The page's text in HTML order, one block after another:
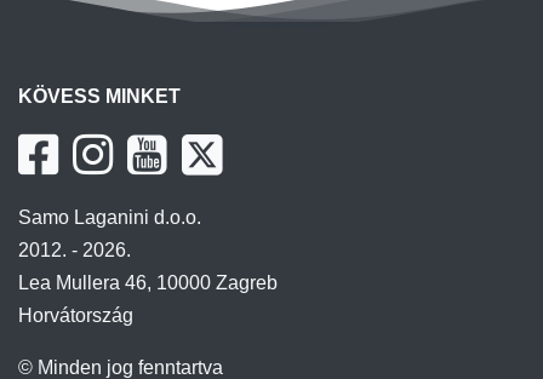
KÖVESS MINKET
Samo Laganini d.o.o.
2012. - 2026.
Lea Mullera 46, 10000 Zagreb
Horvátország
© Minden jog fenntartva